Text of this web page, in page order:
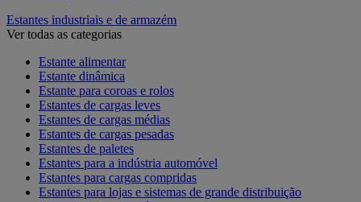
Estantes industriais e de armazém
Ver todas as categorias
Estante alimentar
Estante dinâmica
Estante para coroas e rolos
Estantes de cargas leves
Estantes de cargas médias
Estantes de cargas pesadas
Estantes de paletes
Estantes para a indústria automóvel
Estantes para cargas compridas
Estantes para lojas e sistemas de grande distribuição